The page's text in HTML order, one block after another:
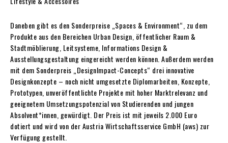
Daneben gibt es den Sonderpreise „Spaces & Environment“, zu dem
Produkte aus den Bereichen Urban Design, öffentlicher Raum &
Stadtmöblierung, Leitsysteme, Informations Design &
Ausstellungsgestaltung eingereicht werden können. Außerdem werden
mit dem Sonderpreis „DesignImpact-Concepts“ drei innovative
Designkonzepte – noch nicht umgesetzte Diplomarbeiten, Konzepte,
Prototypen, unveröffentlichte Projekte mit hoher Marktrelevanz und
geeignetem Umsetzungspotenzial von Studierenden und jungen
Absolvent*innen, gewürdigt. Der Preis ist mit jeweils 2.000 Euro
dotiert und wird von der Austria Wirtschaftsservice GmbH (aws) zur
Verfügung gestellt.